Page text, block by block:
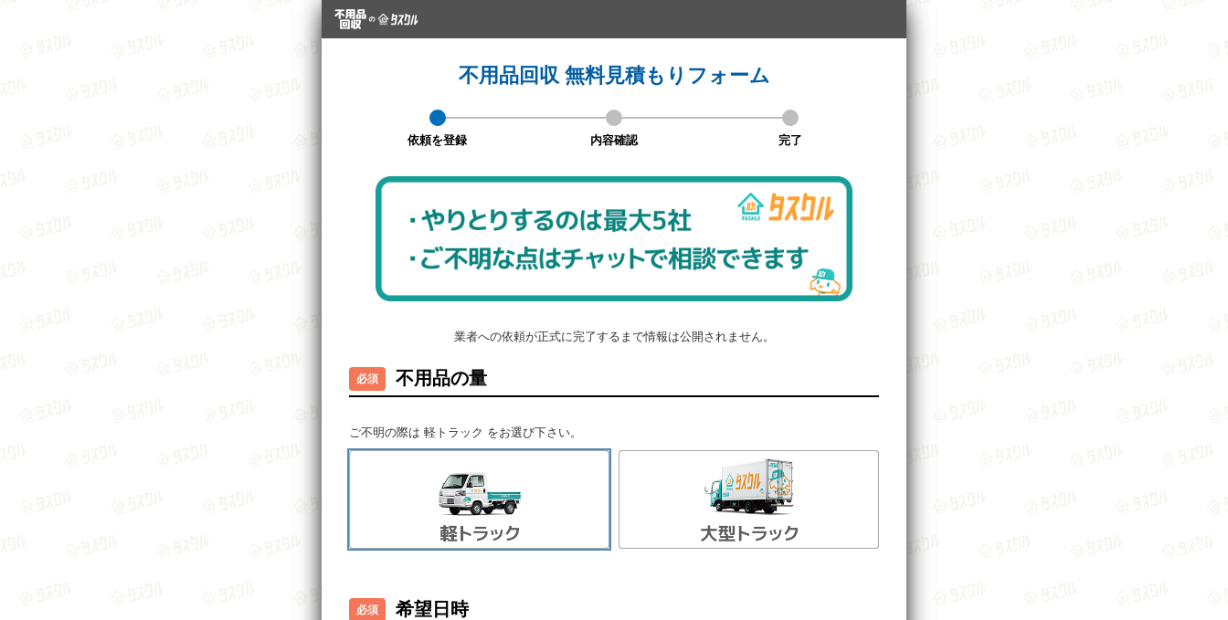
不用品回収 無料見積もりフォーム
依頼を登録 内容確認 完了
業者への依頼が正式に完了するまで情報は公開されません。
不用品の量
ご不明の際は 軽トラック をお選び下さい。
希望日時